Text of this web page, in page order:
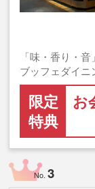
「味・香り・
ブッフェダイ
限定
特典
お
No.3